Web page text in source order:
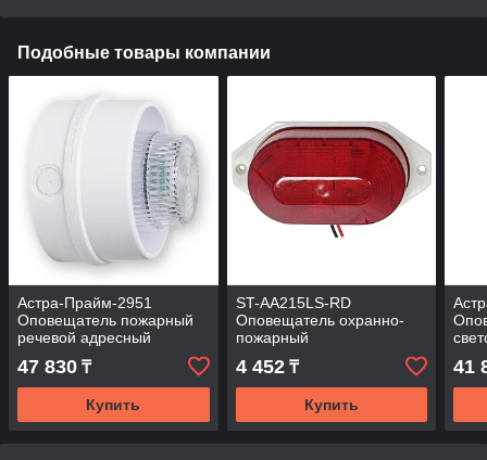
Подобные товары компании
Астра-Прайм-2951
Оповещатель пожарный
речевой адресный
радиоканальный
47 830 ₸
Купить
ST-AA215LS-RD
Оповещатель охранно-
пожарный
комбинированный
светозвуковой
4 452₸
Купить
41